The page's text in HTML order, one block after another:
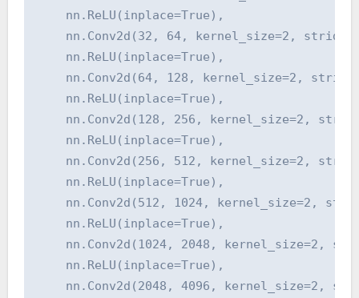
    nn.ReLU(inplace=True),
nn.Conv2d(32, 64, kernel_size=2,
    nn.ReLU(inplace=True),
nn.Conv2d(64, 128, kernel_size=2,
    nn.ReLU(inplace=True),
nn.Conv2d(128, 256, kernel_size=2,
    nn.ReLU(inplace=True),
nn.Conv2d(256, 512, kernel_size=2,
    nn.ReLU(inplace=True),
nn.Conv2d(512, 1024, kernel_size=2,
    nn.ReLU(inplace=True),
nn.Conv2d(1024, 2048, kernel_size=2,
    nn.ReLU(inplace=True),
nn.Conv2d(2048, 4096, kernel_size=2,